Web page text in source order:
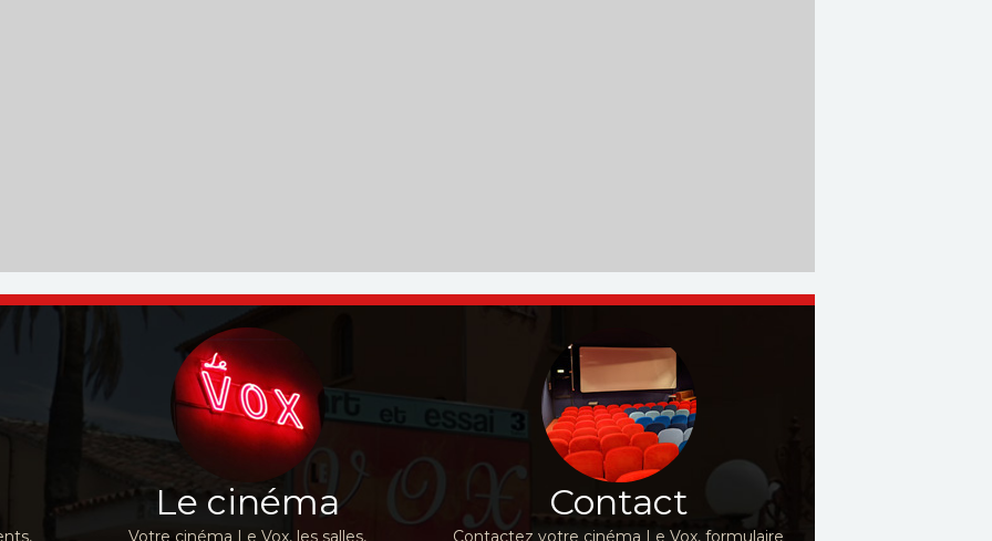
Le cinéma
Votre cinéma Le Vox, les salles,
Contact
Contactez votre cinéma Le Vox, formulaire